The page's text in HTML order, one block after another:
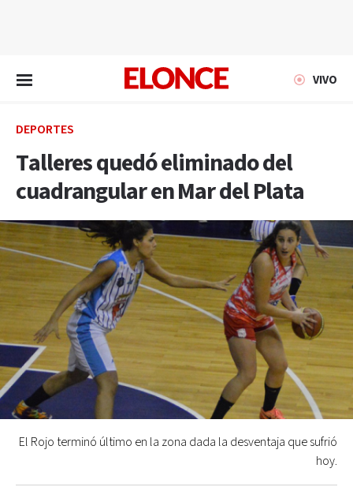
VIVO
DEPORTES
Talleres quedó eliminado del
cuadrangular en Mar del Plata
El Rojo terminó último en la zona dada la desventaja que sufrió
hoy.